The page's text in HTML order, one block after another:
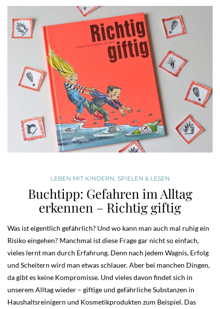
LEBEN MIT KINDERN SPIELEN & LESEN
Buchtipp: Gefahren im Alltag
erkennen – Richtig giftig
Was ist eigentlich gefährlich? Und wo kann man auch mal ruhig ein
Risiko eingehen? Manchmal ist diese Frage gar nicht so einfach,
vieles lernt man durch Erfahrung. Denn nach jedem Wagnis, Erfolg
und Scheitern wird man etwas schlauer. Aber bei manchen Dingen,
da gibt es keine Kompromisse. Und vieles davon findet sich in
unserem Alltag wieder – giftige und gefährliche Substanzen in
Haushaltsreinigern und Kosmetikprodukten zum Beispiel. Das